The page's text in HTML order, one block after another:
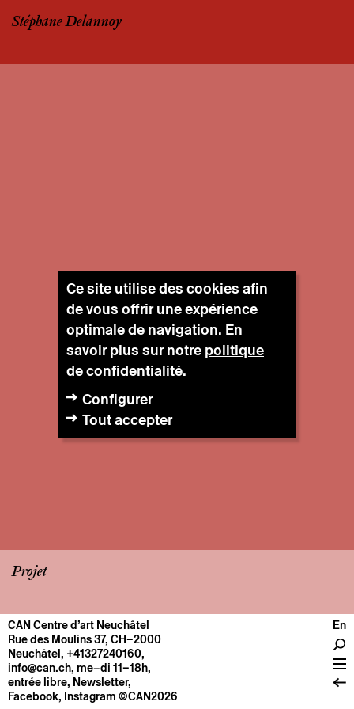
Stéphane Delannoy
Projet
CENTRE
Infos pratiques
Fonctionnement
À propos
CAN Centre d’art Neuchâtel
Rue des Moulins 37, CH–2000
Neuchâtel, +41327240160,
info@can.ch, me–di 11–18h,
entrée libre, Newsletter,
Facebook, Instagram ©CAN2026
En
Ce site utilise des cookies afin
de vous offrir une expérience
optimale de navigation. En
savoir plus sur notre politique
de confidentialité.
Configurer
Tout accepter